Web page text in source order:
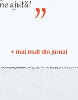
ajută!
+ mai mult din jurnal